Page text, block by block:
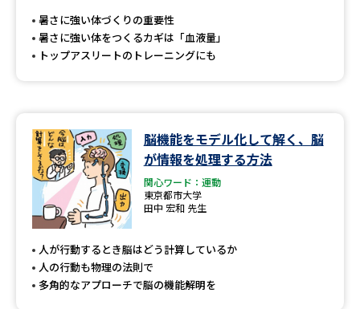
暑さに強い体づくりの重要性
暑さに強い体をつくるカギは「血液量」
トップアスリートのトレーニングにも
脳機能をモデル化して解く、脳
が情報を処理する方法
関心ワード：運動
東京都市大学
田中 宏和 先生
人が行動するとき脳はどう計算しているか
人の行動も物理の法則で
多角的なアプローチで脳の機能解明を